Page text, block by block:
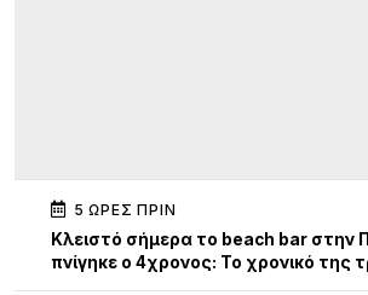
5 ΏΡΕΣ ΠΡΙΝ
Κλειστό σήμερα το beach bar στην
πνίγηκε ο 4χρονος: Το χρονικό της